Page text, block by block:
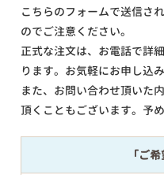
こちらのフォームで送信さ
のでご注意ください。
正式な注文は、お電話で詳
ります。お気軽にお申し込み
また、お問い合わせ頂いた
頂くこともございます。予
「ご